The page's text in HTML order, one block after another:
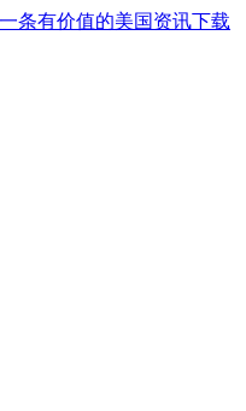
条有价值的美国资讯下载